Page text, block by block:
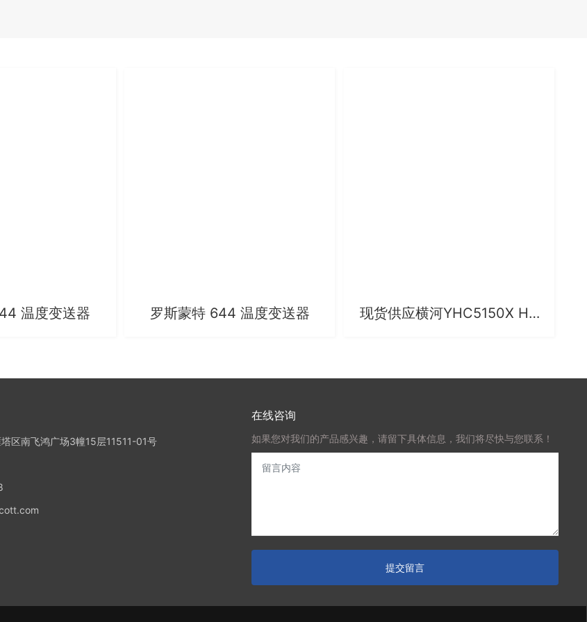
温度变送器 罗斯蒙特 644 温度变送器
现货供应横河YHC5150X HA
区南飞鸿广场3幢15层11511-01号
在线咨询
如果您对我们的产品感兴趣，请留下具体信息，我们将尽快与您联系！
提交留言